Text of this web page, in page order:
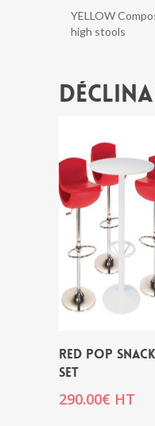
YELLOW
high stools
RED POP SNACK
SET
290.00€ HT